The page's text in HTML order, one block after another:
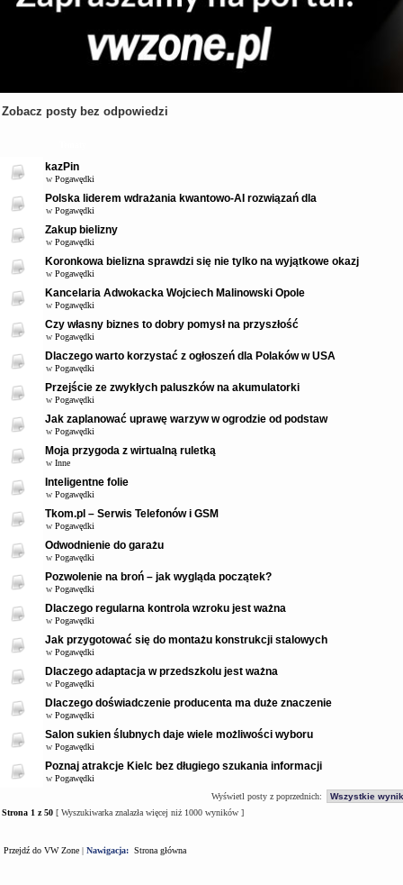
Zobacz posty bez odpowiedzi
kazPin
w Pogawędki
Polska liderem wdrażania kwantowo-AI rozwiązań dla
w Pogawędki
Zakup bielizny
w Pogawędki
Koronkowa bielizna sprawdzi się nie tylko na wyjątkowe okazj
w Pogawędki
Kancelaria Adwokacka Wojciech Malinowski Opole
w Pogawędki
Czy własny biznes to dobry pomysł na przyszłość
w Pogawędki
Dlaczego warto korzystać z ogłoszeń dla Polaków w USA
w Pogawędki
Przejście ze zwykłych paluszków na akumulatorki
w Pogawędki
Jak zaplanować uprawę warzyw w ogrodzie od podstaw
w Pogawędki
Moja przygoda z wirtualną ruletką
w Inne
Inteligentne folie
w Pogawędki
Tkom.pl – Serwis Telefonów i GSM
w Pogawędki
Odwodnienie do garażu
w Pogawędki
Pozwolenie na broń – jak wygląda początek?
w Pogawędki
Dlaczego regularna kontrola wzroku jest ważna
w Pogawędki
Jak przygotować się do montażu konstrukcji stalowych
w Pogawędki
Dlaczego adaptacja w przedszkolu jest ważna
w Pogawędki
Dlaczego doświadczenie producenta ma duże znaczenie
w Pogawędki
Salon sukien ślubnych daje wiele możliwości wyboru
w Pogawędki
Poznaj atrakcje Kielc bez długiego szukania informacji
w Pogawędki
Wyświetl posty z poprzednich:
Strona 1 z50 [ Wyszukiwarka znalazła więcej niż 1000 wyników ]
Przejdź do VW Zone | Nawigacja: Strona główna